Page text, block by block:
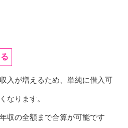
入が増えるため、単純に借入可
なります。
収の全額まで合算が可能です